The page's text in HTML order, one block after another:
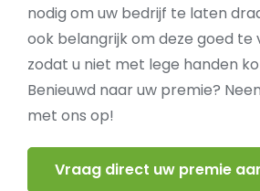
nodig om uw bedrijf te laten
ook belangrijk om deze goed te
zodat u niet met lege handen
Benieuwd naar uw premie?
met ons op!
Vraag direct uw premie